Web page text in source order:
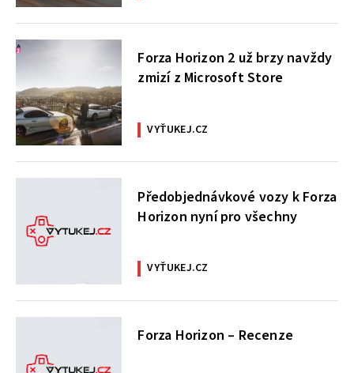
Forza Horizon 2 už brzy navždy
zmizí z Microsoft Store
VYŤUKEJ.CZ
Předobjednávkové vozy k Forza
Horizon nyní pro všechny
VYŤUKEJ.CZ
Forza Horizon – Recenze